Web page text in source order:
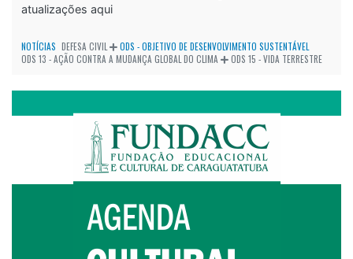
atualizações aqui
NOTÍCIAS DEFESA CIVIL
ODS - OBJETIVO DE DESENVOLVIMENTO SUSTENTÁVEL
ODS 13 - AÇÃO CONTRA A MUDANÇA GLOBAL DO CLIMA
ODS 15 - VIDA TERRESTRE